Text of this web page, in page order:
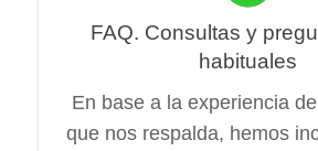
FAQ. Consultas y
habituales
En base a la experiencia
que nos respalda, hemos